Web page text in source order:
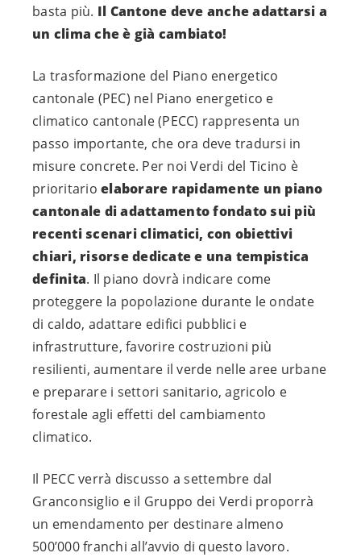
basta più. Il Cantone deve anche adattarsi a
un clima che è già cambiato!
La trasformazione del Piano energetico
cantonale (PEC) nel Piano energetico e
climatico cantonale (PECC) rappresenta un
passo importante, che ora deve tradursi in
misure concrete. Per noi Verdi del Ticino è
prioritario elaborare rapidamente un piano
cantonale di adattamento fondato sui più
recenti scenari climatici, con obiettivi
chiari, risorse dedicate e una tempistica
definita. Il piano dovrà indicare come
proteggere la popolazione durante le ondate
di caldo, adattare edifici pubblici e
infrastrutture, favorire costruzioni più
resilienti, aumentare il verde nelle aree urbane
e preparare i settori sanitario, agricolo e
forestale agli effetti del cambiamento
climatico.
Il PECC verrà discusso a settembre dal
Granconsiglio e il Gruppo dei Verdi proporrà
un emendamento per destinare almeno
500’000 franchi all’avvio di questo lavoro.